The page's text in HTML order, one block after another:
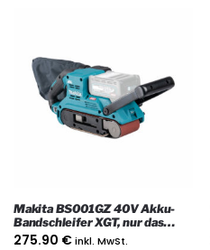
Makita BS001GZ 40V Akku-
Bandschleifer XGT, nur das
Gerät
275.90 €inkl. MwSt.